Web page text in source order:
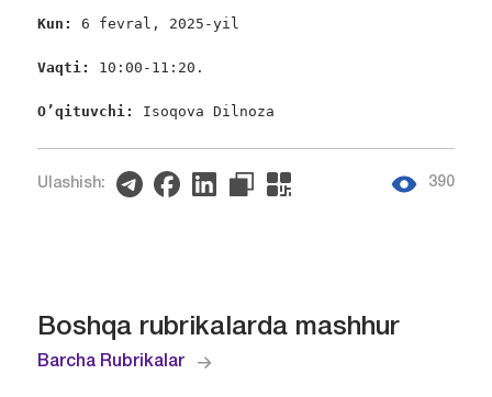
Kun: 6 fevral, 2025-yil
Vaqti: 10:00-11:20.
O’qituvchi: Isoqova Dilnoza
Ulashish: 390
Boshqa rubrikalarda mashhur
Barcha Rubrikalar